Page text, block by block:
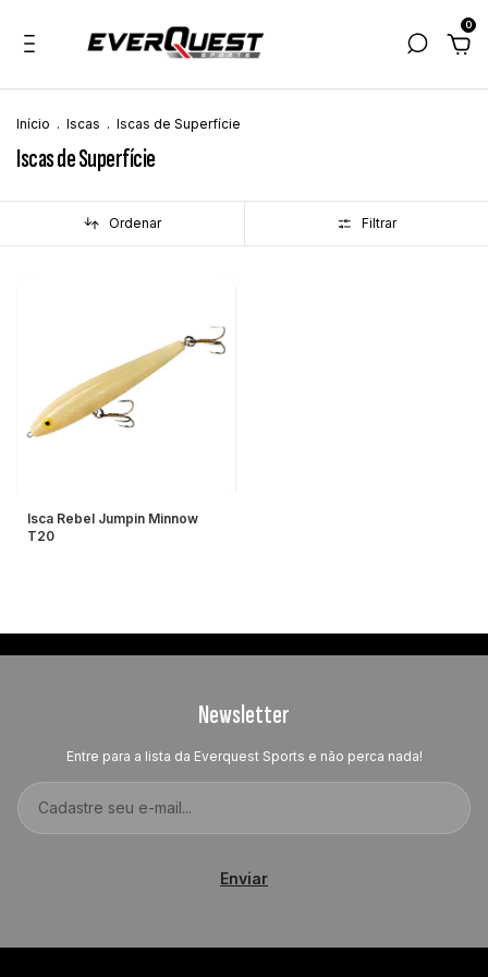
0
Início . Iscas . Iscas de Superfície
Iscas de Superfície
Ordenar Filtrar
Isca Rebel Jumpin Minnow
T20
Newsletter
Entre para a lista da Everquest Sports e não perca nada!